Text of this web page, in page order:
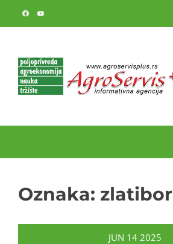
Oznaka: zlatibor
JUN 14 2025